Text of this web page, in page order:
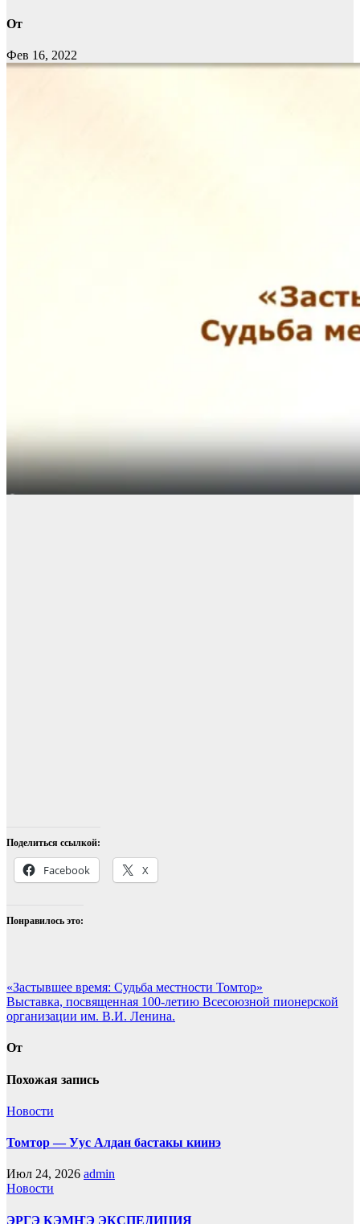
От
Фев 16, 2022
Поделиться ссылкой:
Facebook X
Понравилось это:
Навигация
по
«Застывшее время: Судьба местности Томтор»
Выставка, посвященная 100-летию Всесоюзной пионерской
организации им. В.И. Ленина.
От
Похожая запись
Новости
Томтор — Уус Алдан бастакы киинэ
Июл 24, 2026 admin
Новости
ЭРГЭ КЭМҤЭ ЭКСПЕДИЦИЯ